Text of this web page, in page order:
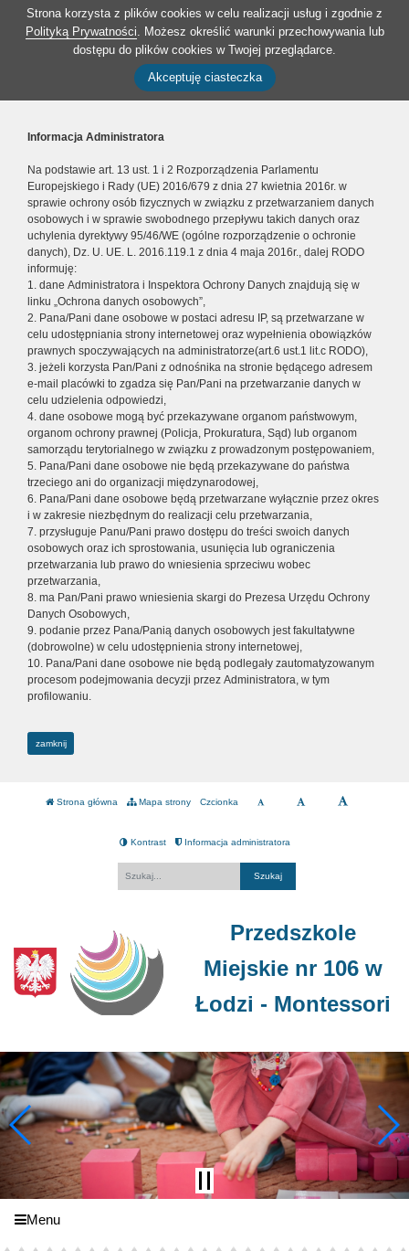
Strona korzysta z plików cookies w celu realizacji usług i zgodnie z
Polityką Prywatności. Możesz określić warunki przechowywania lub
dostępu do plików cookies w Twojej przeglądarce.
Akceptuję ciasteczka
Informacja Administratora
Na podstawie art. 13 ust. 1 i 2 Rozporządzenia Parlamentu
Europejskiego i Rady (UE) 2016/679 z dnia 27 kwietnia 2016r. w
sprawie ochrony osób fizycznych w związku z przetwarzaniem danych
osobowych i w sprawie swobodnego przepływu takich danych oraz
uchylenia dyrektywy 95/46/WE (ogólne rozporządzenie o ochronie
danych), Dz. U. UE. L. 2016.119.1 z dnia 4 maja 2016r., dalej RODO
informuję:
1. dane Administratora i Inspektora Ochrony Danych znajdują się w
linku „Ochrona danych osobowych”,
2. Pana/Pani dane osobowe w postaci adresu IP, są przetwarzane w
celu udostępniania strony internetowej oraz wypełnienia obowiązków
prawnych spoczywających na administratorze(art.6 ust.1 lit.c RODO),
3. jeżeli korzysta Pan/Pani z odnośnika na stronie będącego adresem
e-mail placówki to zgadza się Pan/Pani na przetwarzanie danych w
celu udzielenia odpowiedzi,
4. dane osobowe mogą być przekazywane organom państwowym,
organom ochrony prawnej (Policja, Prokuratura, Sąd) lub organom
samorządu terytorialnego w związku z prowadzonym postępowaniem,
5. Pana/Pani dane osobowe nie będą przekazywane do państwa
trzeciego ani do organizacji międzynarodowej,
6. Pana/Pani dane osobowe będą przetwarzane wyłącznie przez okres
i w zakresie niezbędnym do realizacji celu przetwarzania,
7. przysługuje Panu/Pani prawo dostępu do treści swoich danych
osobowych oraz ich sprostowania, usunięcia lub ograniczenia
przetwarzania lub prawo do wniesienia sprzeciwu wobec
przetwarzania,
8. ma Pan/Pani prawo wniesienia skargi do Prezesa Urzędu Ochrony
Danych Osobowych,
9. podanie przez Pana/Panią danych osobowych jest fakultatywne
(dobrowolne) w celu udostępnienia strony internetowej,
10. Pana/Pani dane osobowe nie będą podlegały zautomatyzowanym
procesom podejmowania decyzji przez Administratora, w tym
profilowaniu.
zamknij
Strona główna Mapa strony Czcionka
Kontrast Informacja administratora
Przedszkole
Miejskie nr 106 w
Łodzi - Montessori
Menu